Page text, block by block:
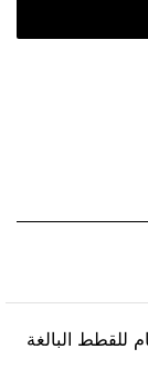
للقطط البالغة